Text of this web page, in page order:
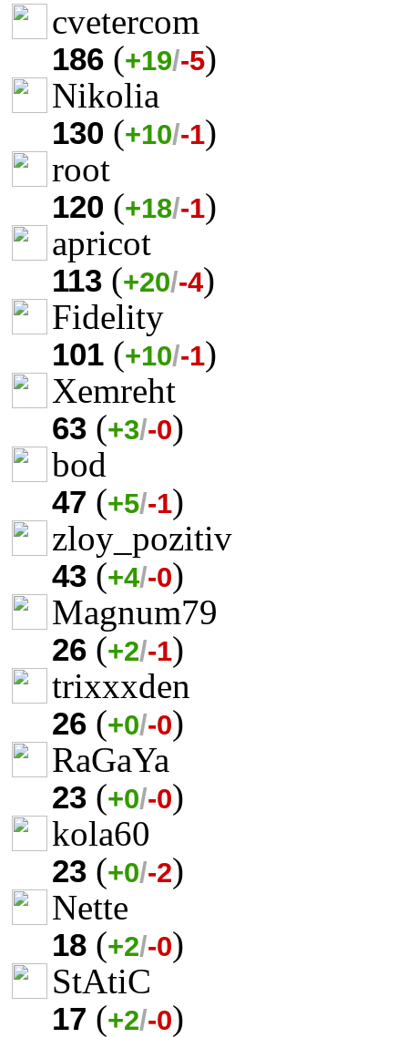
cvetercom
186 (+19/-5)
Nikolia
130 (+10/-1)
root
120 (+18/-1)
apricot
113 (+20/-4)
Fidelity
101 (+10/-1)
Xemreht
63 (+3/-0)
bod
47 (+5/-1)
zloy_pozitiv
43 (+4/-0)
Magnum79
26 (+2/-1)
trixxxden
26 (+0/-0)
RaGaYa
23 (+0/-0)
kola60
23 (+0/-2)
Nette
18 (+2/-0)
StAtiC
17 (+2/-0)